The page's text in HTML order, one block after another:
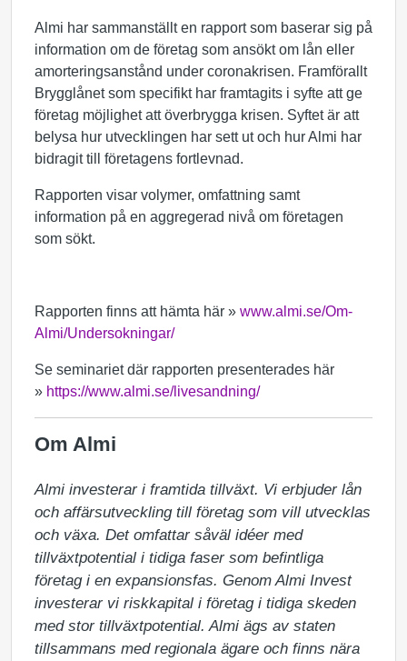
Almi har sammanställt en rapport som baserar sig på
information om de företag som ansökt om lån eller
amorteringsanstånd under coronakrisen. Framförallt
Brygglånet som specifikt har framtagits i syfte att ge
företag möjlighet att överbrygga krisen. Syftet är att
belysa hur utvecklingen har sett ut och hur Almi har
bidragit till företagens fortlevnad.
Rapporten visar volymer, omfattning samt
information på en aggregerad nivå om företagen
som sökt.
Rapporten finns att hämta här » www.almi.se/Om-
Almi/Undersokningar/
Se seminariet där rapporten presenterades här
» https://www.almi.se/livesandning/
Om Almi
Almi investerar i framtida tillväxt. Vi erbjuder lån
och affärsutveckling till företag som vill utvecklas
och växa. Det omfattar såväl idéer med
tillväxtpotential i tidiga faser som befintliga
företag i en expansionsfas. Genom Almi Invest
investerar vi riskkapital i företag i tidiga skeden
med stor tillväxtpotential. Almi ägs av staten
tillsammans med regionala ägare och finns nära